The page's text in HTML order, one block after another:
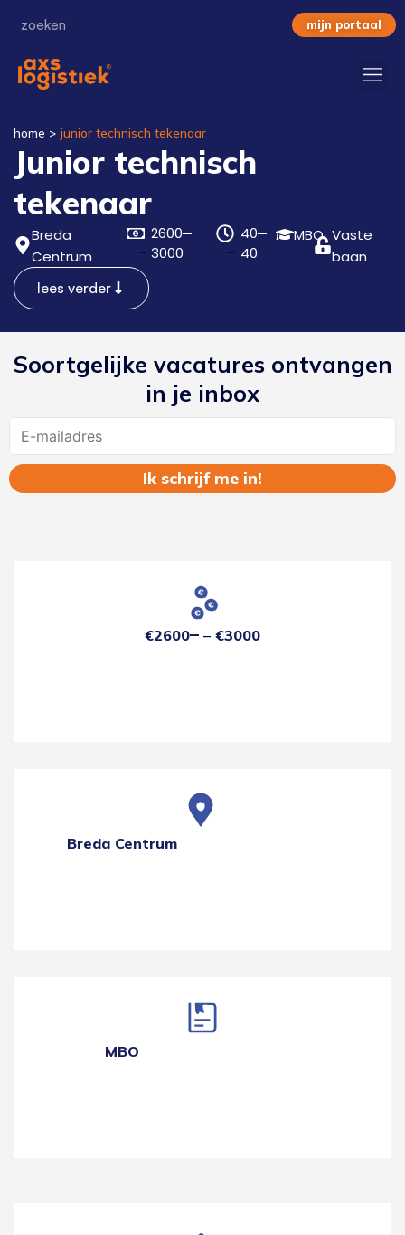
mijn portaal
home > junior technisch tekenaar
Junior technisch
tekenaar
Breda
Centrum
2600
3000
40
40
MBO Vaste
baan
lees verder
Soortgelijke vacatures ontvangen
in je inbox
€2600 €3000
Breda Centrum
MBO